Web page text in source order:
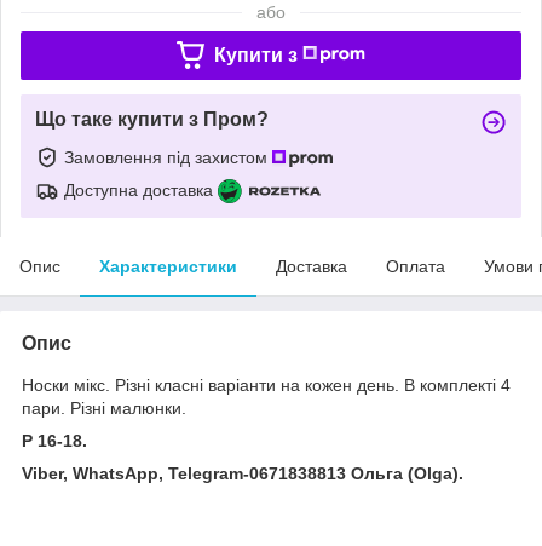
або
Купити з
Що таке купити з Пром?
Замовлення під захистом
Доступна доставка
Опис Характеристики Доставка Оплата Умови
Опис
Носки мікс. Різні класні варіанти на кожен день. В комплекті 4
пари. Різні малюнки.
Р 16-18.
Viber, WhatsApp, Telegram-0671838813 Ольга (Olga).